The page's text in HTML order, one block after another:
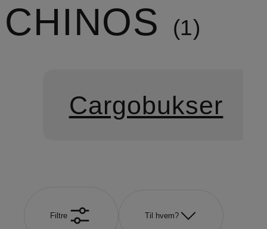
CHINOS
1
Cargobukser
Filtre Til hvem?